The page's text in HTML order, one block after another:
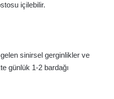
içilebilir.
sinirsel gerginlikler ve
günlük 1-2 bardağı